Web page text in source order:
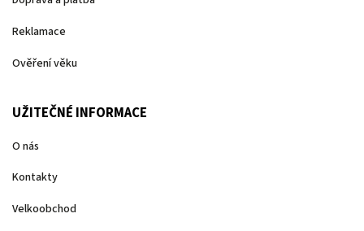
Reklamace
Ověření věku
UŽITEČNÉ INFORMACE
O nás
Kontakty
Velkoobchod